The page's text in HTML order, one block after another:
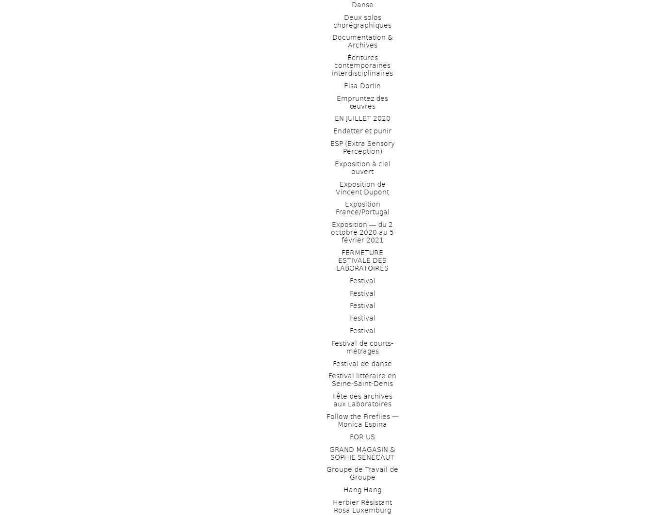
Danse
Deux solos
chorégraphiques
Documentation &
Archives
Écritures
contemporaines
interdisciplinaires
Elsa Dorlin
Empruntez des
œuvres
EN JUILLET 2020
Endetter et punir
ESP (Extra Sensory
Perception)
Exposition à ciel
ouvert
Exposition de
Vincent Dupont
Exposition
France/Portugal
Exposition ― du 2
octobre 2020 au 5
février 2021
FERMETURE
ESTIVALE DES
LABORATOIRES
Festival
Festival
Festival
Festival
Festival
Festival de courts-
métrages
Festival de danse
Festival littéraire en
Seine-Saint-Denis
Fête des archives
aux Laboratoires
Follow the Fireflies —
Monica Espina
FOR US
GRAND MAGASIN &
SOPHIE SÉNÉCAUT
Groupe de Travail de
Groupe
Hang Hang
Herbier Résistant
Rosa Luxemburg